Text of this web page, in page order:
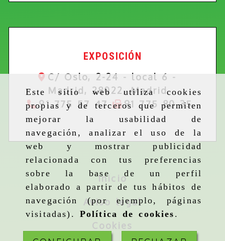
Este sitio web utiliza cookies
propias y de terceros que permiten
mejorar la usabilidad de
navegación, analizar el uso de la
web y mostrar publicidad
relacionada con tus preferencias
sobre la base de un perfil
elaborado a partir de tus hábitos de
navegación (por ejemplo, páginas
visitadas). Política de cookies .
EXPOSICIÓN
C/ Oslo, 2-24 - local 6 -
Madrid, 28022,Madrid
91 775 57 47
91 775 80 35
Inicio
Aviso legal
Cookies